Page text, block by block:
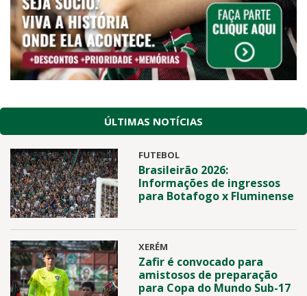
ÚLTIMAS NOTÍCIAS
FUTEBOL
Brasileirão 2026:
Informações de ingressos
para Botafogo x Fluminense
XERÉM
Zafir é convocado para
amistosos de preparação
para Copa do Mundo Sub-17